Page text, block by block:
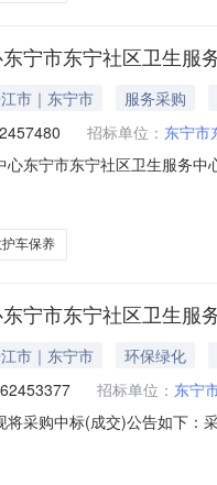
宁市东宁社区卫生
市｜东宁市
服务采购
招标单位： 东宁市
心东宁市东宁社区卫生服务
法》第二十二条规定，且
电话咨询采购人
车保养
宁市东宁社区卫生服
市｜东宁市
环保绿化
招标单位： 东宁
将采购中标(成交)公告如下
成交东宁市致远美术社中选